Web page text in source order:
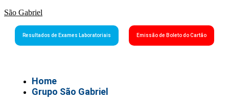
São Gabriel
Resultados de Exames Laboratoriais Emissão de Boleto do Cartão
Home
Grupo São Gabriel